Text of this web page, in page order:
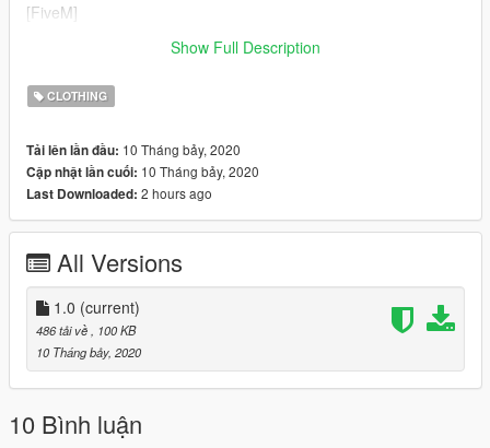
[FiveM]
name of the folder "69gooba" in your server.cfg
Show Full Description
CLOTHING
Tải lên lần đầu: 10 Tháng bảy, 2020
Cập nhật lần cuối: 10 Tháng bảy, 2020
Last Downloaded: 2 hours ago
All Versions
1.0 (current)
486 tải về
, 100 KB
10 Tháng bảy, 2020
10 Bình luận